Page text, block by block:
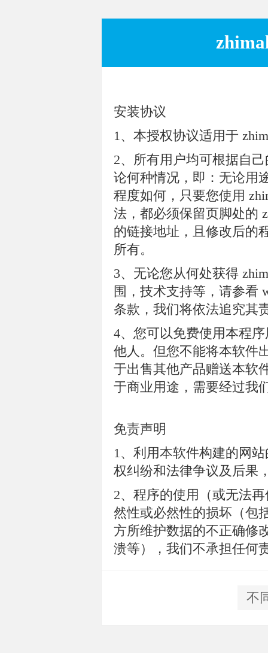
安装协议
1、本授权协议适用于
2、所有用户均可根据自
论何种情况，即：无论用
程度如何，只要您使用
法，都必须保留页脚处的
的链接地址，且修改后的
所有。
3、无论您从何处获得
围，技术支持等，请参看
条款，我们将依法追究其
4、您可以免费使用本程
他人。但您不能将本软件
于出售其他产品赠送本软
于商业用途，需要经过我
免责声明
1、利用本软件构建的网
权纠纷和法律争议及后果
2、程序的使用（或无法
然性或必然性的损坏（包
方所维护数据的不正确修
溃等），我们不承担任何
不